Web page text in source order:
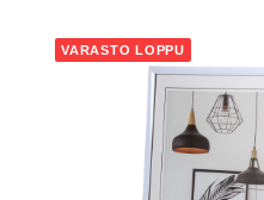
VARASTO LOPPU